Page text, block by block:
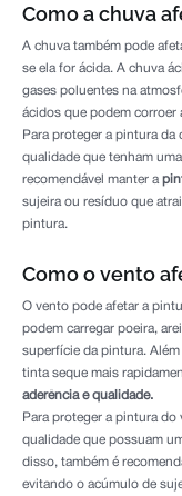
Como a chuva
A chuva também pode
se ela for ácida. A chuva
gases poluentes na
ácidos que podem corroer
Para proteger a pintura
qualidade que tenham
recomendável manter a
sujeira ou resíduo que
pintura.
Como o vento
O vento pode afetar a
podem carregar poeira,
superfície da pintura.
tinta seque mais
aderência e qualidade.
Para proteger a pintura
qualidade que possuam
disso, também é
evitando o acúmulo de